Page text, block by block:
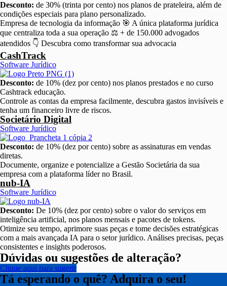
Desconto: de 30% (trinta por cento) nos planos de prateleira, além de
condições especiais para plano personalizado.
Empresa de tecnologia da informação 🎯 A única plataforma jurídica
que centraliza toda a sua operação ⚖️ + de 150.000 advogados
atendidos 👇 Descubra como transformar sua advocacia
CashTrack
Software Jurídico
Desconto: de 10% (dez por cento) nos planos prestados e no curso
Cashtrack educação.
Controle as contas da empresa facilmente, descubra gastos invisíveis e
tenha um financeiro livre de riscos.
Societário Digital
Software Jurídico
Desconto: de 10% (dez por cento) sobre as assinaturas em vendas
diretas.
Documente, organize e potencialize a Gestão Societária da sua
empresa com a plataforma líder no Brasil.
nub-IA
Software Jurídico
Desconto: De 10% (dez por cento) sobre o valor do serviços em
inteligência artificial, nos planos mensais e pacotes de tokens.
Otimize seu tempo, aprimore suas peças e tome decisões estratégicas
com a mais avançada IA para o setor jurídico. Análises precisas, peças
consistentes e insights poderosos.
Dúvidas ou sugestões de alteração?
Clique aqui para sugerir
Tá esperando o quê? Adquira o seu!